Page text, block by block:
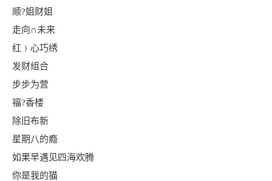
顺?姐财姐
走向∩未来
红﹚心巧绣
发财组合
步步为营
福?香楼
除旧布新
星期八的瘾
如果早遇见四海欢腾
你是我的猫